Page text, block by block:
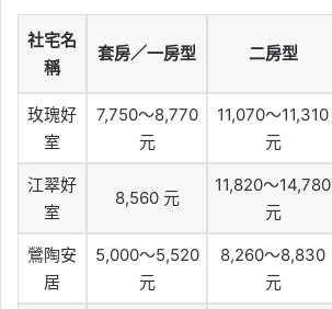
社宅名
稱
套房／一房型 二房型
玫瑰好
室
7,750～8,770
元
11,070～11,310
元
江翠好
室
8,560 元
11,820～14,780
元
鶯陶安
居
5,000～5,520
元
8,260～8,830
元